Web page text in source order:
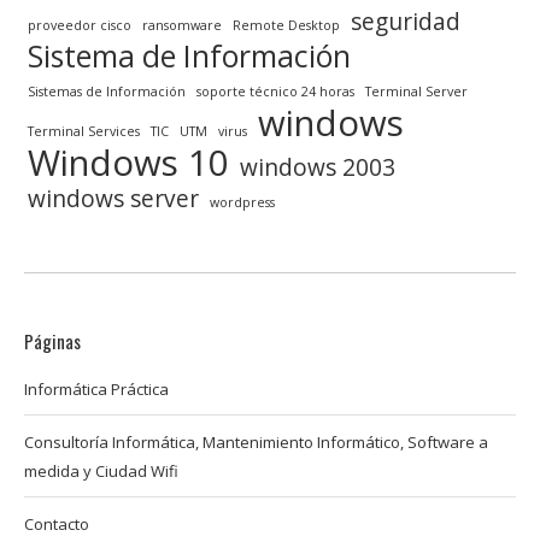
proveedor cisco ransomware Remote Desktop seguridad
Sistema de Información
Sistemas de Información soporte técnico 24 horas Terminal Server
Terminal Services TIC UTM virus
windows
Windows 10 windows 2003
windows server
wordpress
Páginas
Informática Práctica
Consultoría Informática, Mantenimiento Informático, Software a
medida y Ciudad Wifi
Contacto